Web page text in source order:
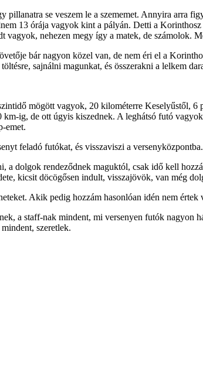
se veszem le a szememet. Annyira arra
13 órája vagyok kint a pályán. Detti a
vagyok, nehezen megy így a matek, de számolok.
bár nagyon közel van, de nem éri el a
sajnálni magunkat, és összerakni a lelkem
mögött vagyok, 20 kilométerre Keselyűstől,
ig, de ott úgyis kiszednek. A leghátsó futó
emet.
feladó futókat, és visszaviszi a
dolgok rendeződnek maguktól, csak idő kell
kicsit döcögősen indult, visszajövök, van még
Akik pedig hozzám hasonlóan idén nem
a staff-nak mindent, mi versenyen futók
szeretlek.